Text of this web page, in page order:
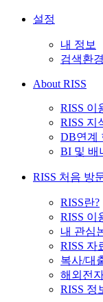
설정
내 정보
검색환
About RISS
RISS 이
RISS 지
DB연계
BI 및 배
RISS 처음 방
RISS란?
RISS 이
내 관심
RISS 자
복사/대
해외전
RISS 정